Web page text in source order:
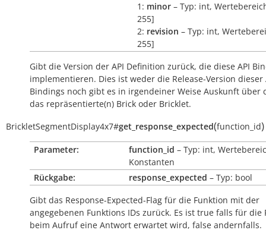
1: minor – Typ: int,
255]
2: revision – Typ: int,
255]
Gibt die Version der API Definition zurück, die diese API
implementieren. Dies ist weder die Release-Version dieser
Bindings noch gibt es in irgendeiner Weise Auskunft über
das repräsentierte(n) Brick oder Bricklet.
BrickletSegmentDisplay4x7#get_response_expected(function_id)
Parameter: function_id – Typ: int,
Konstanten
Rückgabe:
response_expected – Typ: bool
Gibt das Response-Expected-Flag für die Funktion mit der
angegebenen Funktions IDs zurück. Es ist true falls für die
beim Aufruf eine Antwort erwartet wird, false andernfalls.